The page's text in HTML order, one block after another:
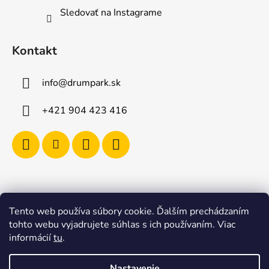
Tento web používa súbory cookie. Ďalším prechádzaním
tohto webu vyjadrujete súhlas s ich používaním. Viac
informáciítu.
Sledovať na Instagrame
Kontakt
info@drumpark.sk
+421 904 423 416
Navštívte aj e-shop s etnickými hudobnými nástrojmi
Drumbla.sk |
Tento web upravil onRock Design – Upravíme a
naplníme váš e-shop